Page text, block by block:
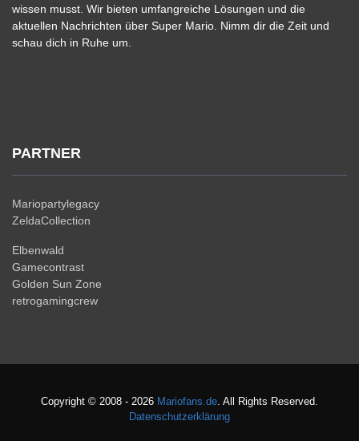
wissen musst. Wir bieten umfangreiche Lösungen und die
aktuellen Nachrichten über Super Mario. Nimm dir die Zeit und
schau dich in Ruhe um.
PARTNER
Mariopartylegacy
ZeldaCollection
Elbenwald
Gamecontrast
Golden Sun Zone
retrogamingcrew
Copyright © 2008 - 2026 Mariofans.de. All Rights Reserved.
Datenschutzerklärung